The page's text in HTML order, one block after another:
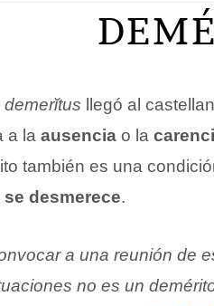
demerĭtus llegó al
a la ausencia o la
también es una
se desmerece.
a una reunión de
no es un